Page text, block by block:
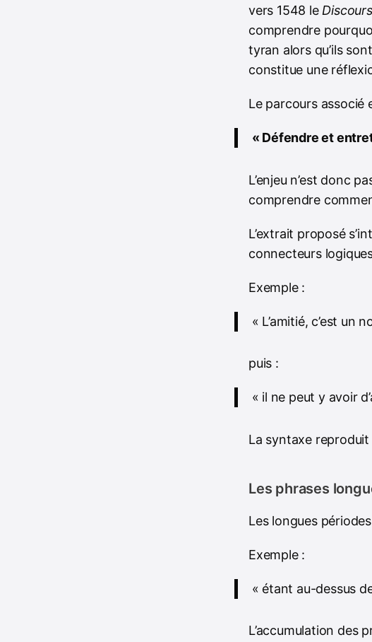
vers 1548 le
comprendre
tyran alors qu’ils
constitue une
Le parcours associé
« Défendre et
L’enjeu n’est donc
comprendre
L’extrait proposé
connecteurs
Exemple :
« L’amitié, c’est un
puis :
« il ne peut y avoir
La syntaxe
Les phrases
Les longues
Exemple :
« étant au-dessus
L’accumulation des